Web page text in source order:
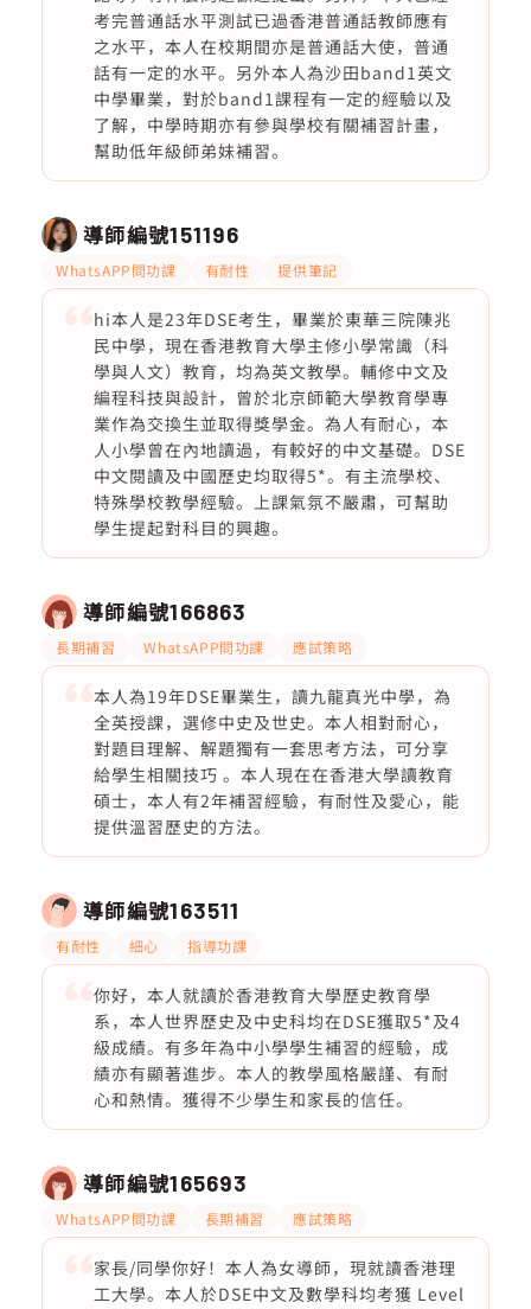
考完普通話水平測試已過香港普通話教師應有
之水平，本人在校期間亦是普通話大使，普通
話有一定的水平。另外本人為沙田band1英文
中學畢業，對於band1課程有一定的經驗以及
了解，中學時期亦有參與學校有關補習計畫，
幫助低年級師弟妹補習。
導師編號151196
WhatsAPP問功課 有耐性 提供筆記
hi本人是23年DSE考生，畢業於東華三院陳兆
民中學，現在香港教育大學主修小學常識（科
學與人文）教育，均為英文教學。輔修中文及
編程科技與設計，曾於北京師範大學教育學專
業作為交換生並取得獎學金。為人有耐心，本
人小學曾在內地讀過，有較好的中文基礎。DSE
中文閱讀及中國歷史均取得5*。有主流學校、
特殊學校教學經驗。上課氣氛不嚴肅，可幫助
學生提起對科目的興趣。
導師編號166863
長期補習 WhatsAPP問功課 應試策略
本人為19年DSE畢業生，讀九龍真光中學，為
全英授課，選修中史及世史。本人相對耐心，
對題目理解、解題獨有一套思考方法，可分享
給學生相關技巧 。本人現在在香港大學讀教育
碩士，本人有2年補習經驗，有耐性及愛心，能
提供溫習歷史的方法。
導師編號163511
有耐性 細心 指導功課
你好，本人就讀於香港教育大學歷史教育學
系，本人世界歷史及中史科均在DSE獲取5*及4
級成績。有多年為中小學學生補習的經驗，成
績亦有顯著進步。本人的教學風格嚴謹、有耐
心和熱情。獲得不少學生和家長的信任。
導師編號165693
WhatsAPP問功課 長期補習 應試策略
家長/同學你好！本人為女導師，現就讀香港理
工大學。本人於DSE中文及數學科均考獲 Level